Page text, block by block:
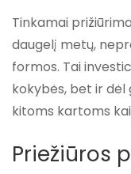
Tinkamai
daugelį metų,
formos. Tai
kokybės, bet ir
kitoms kartoms
Priežiūros